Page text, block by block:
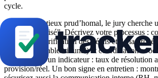
cycle.
Sur le contentieux prud’homal, le jury cherche
“dossier maîtrisé”. Décrivez votre processus :
des pièces, vérification des délais et de la
stratégie (amiable/tribunal) et coordination
réponse avec un indicateur : taux de résolution
provision/réel. Un bon signe en entretien :